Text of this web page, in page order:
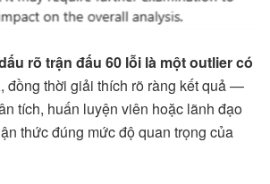
rõ trận đấu 60 lỗi là một outlier có
, đồng thời giải thích rõ ràng kết quả —
tích, huấn luyện viên hoặc lãnh đạo
thức đúng mức độ quan trọng của